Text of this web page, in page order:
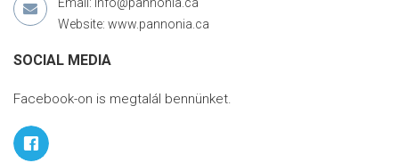
Email: info@pannonia.ca
Website: www.pannonia.ca
SOCIAL MEDIA
Facebook-on is megtalál bennünket.